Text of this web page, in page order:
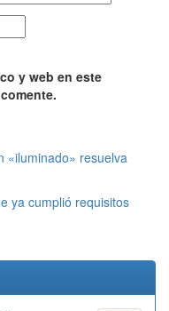
y web en este
«iluminado» resuelva
ya cumplió requisitos